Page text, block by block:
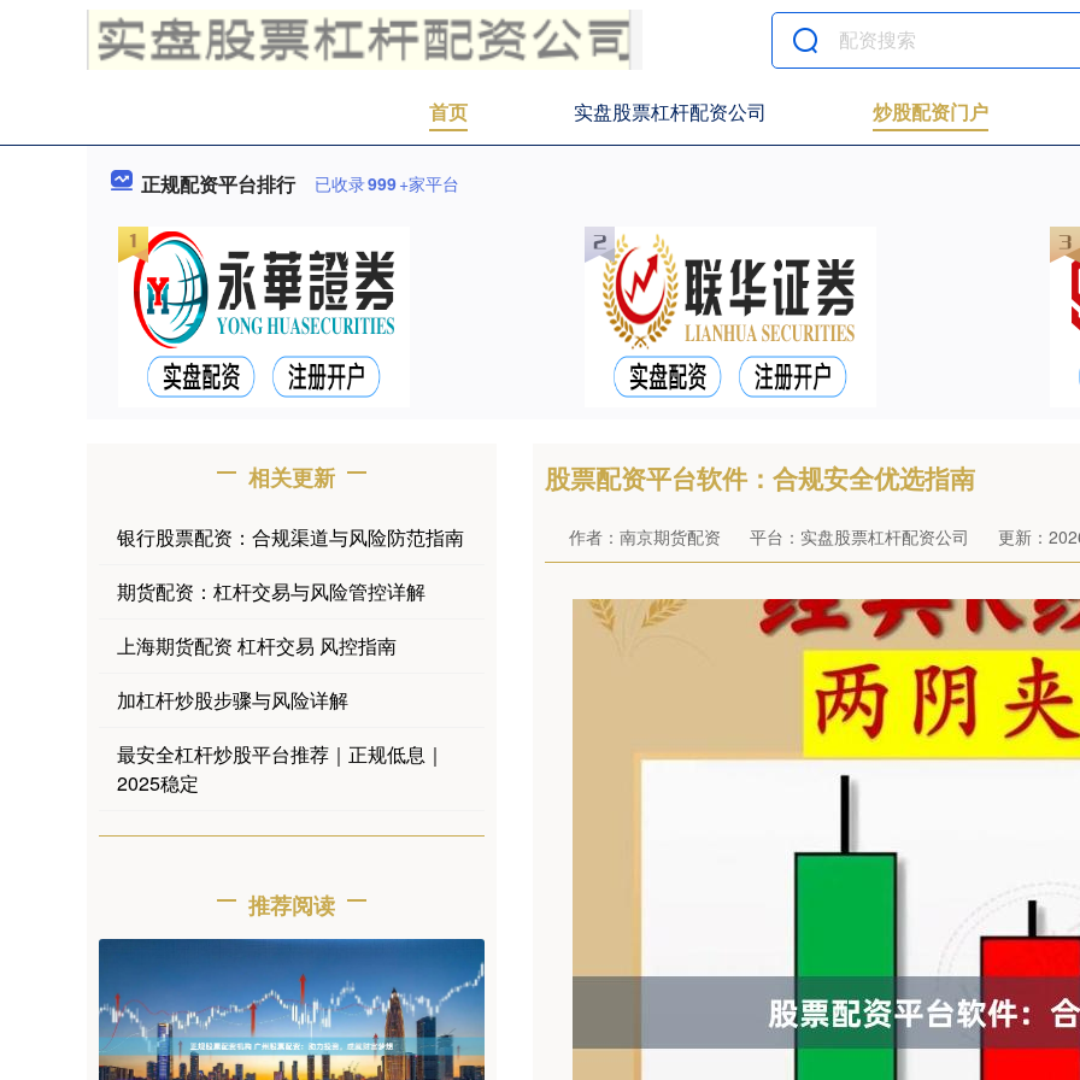
首页 实盘股票杠杆配资公司 炒股配资门户
正规配资平台排行 已收录999+家平台
股票配资平台软件：合规安全优选指南
作者：南京期货配资 平台：实盘股票杠杆配资公司 更新：
相关更新
银行股票配资：合规渠道与风险防范指南
期货配资：杠杆交易与风险管控详解
上海期货配资 杠杆交易 风控指南
加杠杆炒股步骤与风险详解
最安全杠杆炒股平台推荐｜正规低息｜
2025稳定
推荐阅读